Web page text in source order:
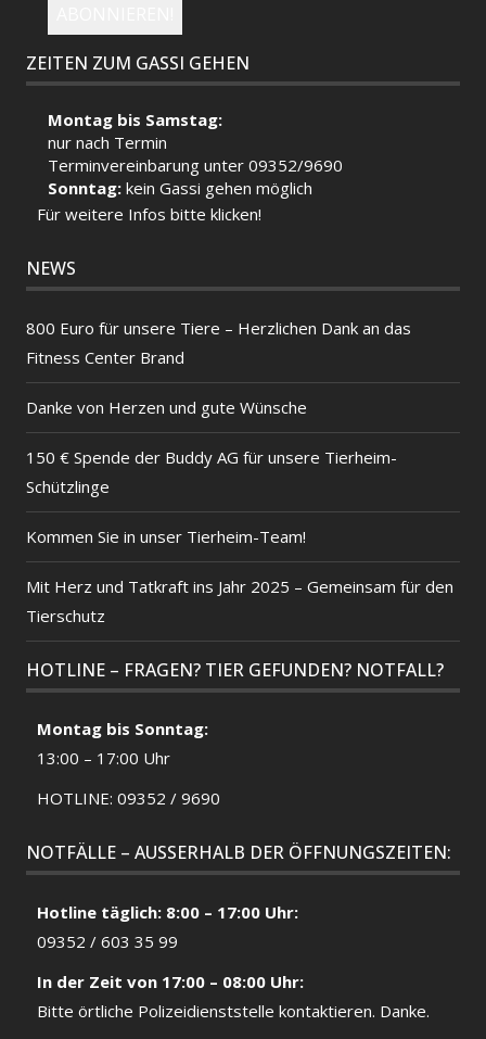
ZEITEN ZUM GASSI GEHEN
Montag bis Samstag:
nur nach Termin
Terminvereinbarung unter 09352/9690
Sonntag:kein Gassi gehen möglich
Für weitere Infos bitte klicken!
NEWS
800 Euro für unsere Tiere – Herzlichen Dank an das
Fitness Center Brand
Danke von Herzen und gute Wünsche
150 € Spende der Buddy AG für unsere Tierheim-
Schützlinge
Kommen Sie in unser Tierheim-Team!
Mit Herz und Tatkraft ins Jahr 2025 – Gemeinsam für den
Tierschutz
HOTLINE – FRAGEN? TIER GEFUNDEN? NOTFALL?
Montag bis Sonntag:
13:00 – 17:00 Uhr
HOTLINE: 09352 / 9690
NOTFÄLLE – AUSSERHALB DER ÖFFNUNGSZEITEN:
Hotline täglich: 8:00 – 17:00 Uhr:
09352 / 603 35 99
In der Zeit von 17:00 – 08:00 Uhr:
Bitte örtliche Polizeidienststelle kontaktieren. Danke.